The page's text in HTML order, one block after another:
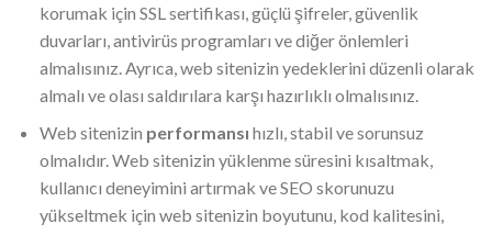
korumak için SSL sertifikası, güçlü şifreler, güvenlik
duvarları, antivirüs programları ve diğer önlemleri
almalısınız. Ayrıca, web sitenizin yedeklerini düzenli olarak
almalı ve olası saldırılara karşı hazırlıklı olmalısınız.
Web sitenizin performansı hızlı, stabil ve sorunsuz
olmalıdır. Web sitenizin yüklenme süresini kısaltmak,
kullanıcı deneyimini artırmak ve SEO skorunuzu
yükseltmek için web sitenizin boyutunu, kod kalitesini,